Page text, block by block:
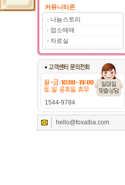
커뮤니티존
나눔스토리
업소매매
자료실
1544-9784
hello@foxalba.com